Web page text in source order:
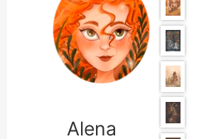
Alena